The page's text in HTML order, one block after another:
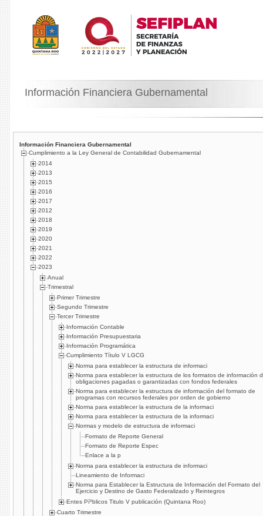
Información Financiera Gubernamental
Información Financiera Gubernamental
Cumplimiento a la Ley General de Contabilidad Gubernamental
2014
2013
2015
2016
2017
2012
2018
2019
2020
2021
2022
2023
Anual
Trimestral
Primer Trimestre
Segundo Trimestre
Tercer Trimestre
Información Contable
Información Presupuestaria
Información Programática
Cumplimiento Tí­tulo V LGCG
Norma para establecer la estructura de informaci
Norma para establecer la estructura de los formatos de información
obligaciones pagadas o garantizadas con fondos federales
Norma para establecer la estructura de información del formato de
programas con recursos federales por orden de gobierno
Norma para establecer la estructura de la informaci
Norma para establecer la estructura de la informaci
Normas y modelo de estructura de informaci
Formato de Reporte General
Formato de Reporte Espec
Enlace a la p
Norma para establecer la estructura de informaci
Lineamiento de Informaci
Norma para Establecer la Estructura de Información del Formato del
Ejercicio y Destino de Gasto Federalizado y Reintegros
Entes Píºblicos Titulo V publicación (Quintana Roo)
Cuarto Trimestre